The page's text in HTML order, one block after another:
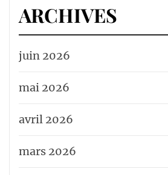
ARCHIVES
juin 2026
mai 2026
avril 2026
mars 2026